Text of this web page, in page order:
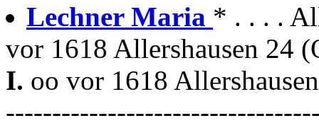
Lechner Maria * . . . .
vor 1618 Allershausen 24
I. oo vor 1618